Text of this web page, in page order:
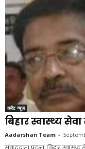
करेंट न्यूज़
बिहार स्वास्थ्य
Aadarshan Team -